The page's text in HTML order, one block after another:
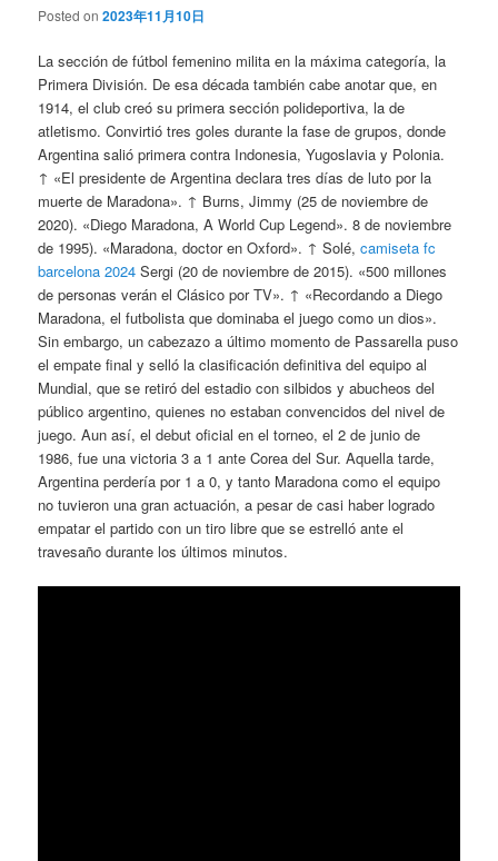
Posted on2023年11月10日
La sección de fútbol femenino milita en la máxima categoría, la
Primera División. De esa década también cabe anotar que, en
1914, el club creó su primera sección polideportiva, la de
atletismo. Convirtió tres goles durante la fase de grupos, donde
Argentina salió primera contra Indonesia, Yugoslavia y Polonia.
↑ «El presidente de Argentina declara tres días de luto por la
muerte de Maradona». ↑ Burns, Jimmy (25 de noviembre de
2020). «Diego Maradona, A World Cup Legend». 8 de noviembre
de 1995). «Maradona, doctor en Oxford». ↑ Solé,camiseta fc
barcelona 2024 Sergi (20 de noviembre de 2015). «500 millones
de personas verán el Clásico por TV». ↑ «Recordando a Diego
Maradona, el futbolista que dominaba el juego como un dios».
Sin embargo, un cabezazo a último momento de Passarella puso
el empate final y selló la clasificación definitiva del equipo al
Mundial, que se retiró del estadio con silbidos y abucheos del
público argentino, quienes no estaban convencidos del nivel de
juego. Aun así, el debut oficial en el torneo, el 2 de junio de
1986, fue una victoria 3 a 1 ante Corea del Sur. Aquella tarde,
Argentina perdería por 1 a 0, y tanto Maradona como el equipo
no tuvieron una gran actuación, a pesar de casi haber logrado
empatar el partido con un tiro libre que se estrelló ante el
travesaño durante los últimos minutos.